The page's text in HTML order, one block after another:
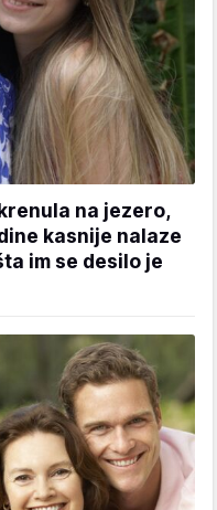
na jezero,
kasnije nalaze
im se desilo je